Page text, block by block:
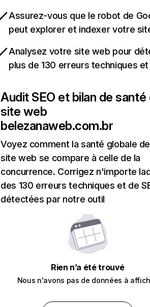
Assurez-vous que le robot de
peut explorer et indexer votre
Analysez votre site web pour
plus de 130 erreurs techniques et
Audit SEO et bilan de santé
site web
belezanaweb.com.br
Voyez comment la santé globale
site web se compare à celle de la
concurrence. Corrigez n'importe
des 130 erreurs techniques et de
détectées par notre outil
Rien n’a été trouvé
Nous n'avons pas de données à